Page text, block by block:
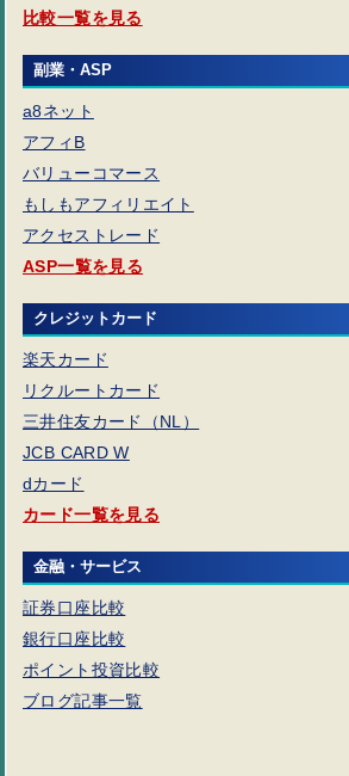
比較一覧を見る
副業・ASP
a8ネット
アフィB
バリューコマース
もしもアフィリエイト
アクセストレード
ASP一覧を見る
クレジットカード
楽天カード
リクルートカード
三井住友カード（NL）
JCB CARD W
dカード
カード一覧を見る
金融・サービス
証券口座比較
銀行口座比較
ポイント投資比較
ブログ記事一覧